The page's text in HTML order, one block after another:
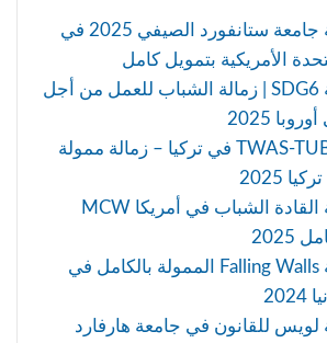
برنامج زمالة جامعة ستانفورد الصيفي 2025 في
الأمريكية بتمويل كامل
برنامج زمالة SDG6 | زمالة الشباب للعمل من أجل
زمالة TWAS-TUBİTAK في تركيا – زمالة ممولة
2025
برنامج زمالة القادة الشباب في أمريكا MCW
برنامج زمالة Falling Walls الممولة بالكامل في
لويس للقانون في جامعة هارفارد